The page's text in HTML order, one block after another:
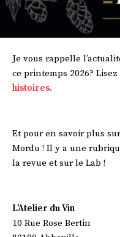
Je vous rappelle
ce printemps 2026? Lisez
histoires.
Et pour en savoir plus
Mordu ! Il y a une
la revue et sur le Lab !
L’Atelier du Vin
10 Rue Rose Bertin